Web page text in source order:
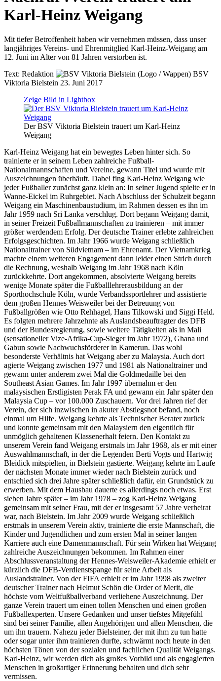
Karl-Heinz Weigang
Mit tiefer Betroffenheit haben wir vernehmen müssen, dass unser
langjähriges Vereins- und Ehrenmitglied Karl-Heinz-Weigang am
12. Juni im Alter von 81 Jahren verstorben ist.
Text: Redaktion
BSV
Viktoria Bielstein 23. Juni 2017
Zeige Bild in Lightbox
Der BSV Viktoria Bielstein trauert um Karl-Heinz
Weigang
Karl-Heinz Weigang hat ein bewegtes Leben hinter sich. So
trainierte er in seinem Leben zahlreiche Fußball-
Nationalmannschaften und Vereine, gewann Titel und wurde mit
Auszeichnungen überhäuft. Dabei fing Karl-Heinz Weigang wie
jeder Fußballer zunächst ganz klein an: In seiner Jugend spielte er in
Wanne-Eickel im Ruhrgebiet. Nach Abschluss der Schulzeit begann
Weigang ein Maschinenbaustudium, im Rahmen dessen es ihn im
Jahr 1959 nach Sri Lanka verschlug. Dort begann Weigang damit,
in seiner Freizeit Fußballmannschaften zu trainieren – mit immer
größer werdendem Erfolg. Der deutsche Trainer erlebte zahlreichen
Erfolgsgeschichten. Im Jahr 1966 wurde Weigang schließlich
Nationaltrainer von Südvietnam – im Ehrenamt. Der Vietnamkrieg
machte einem weiteren Engagement dann leider einen Strich durch
die Rechnung, weshalb Weigang im Jahr 1968 nach Köln
zurückkehrte. Dort angekommen, absolvierte Weigang bereits
wenige Monate später die Fußballlehrerausbildung an der
Sporthochschule Köln, wurde Verbandssportlehrer und assistierte
dem großen Hennes Weisweiler bei der Betreuung von
Fußballgrößen wie Otto Rehhagel, Hans Tilkowski und Siggi Held.
Es folgten mehrere Jahrzehnte als Auslandsbeauftragter des DFB
und der Bundesregierung, sowie weitere Tätigkeiten als in Mali
(sensationeller Vize-Afrika-Cup-Sieger im Jahr 1972), Ghana und
Gabun sowie Nachwuchsförderer in Kamerun. Das wohl
besonderste Verhältnis hat Weigang aber zu Malaysia. Auch dort
agierte Weigang zwischen 1977 und 1981 als Nationaltrainer und
gewann unter anderem zwei Mal die Goldmedaille bei den
Southeast Asian Games. Im Jahr 1997 übernahm er den
malaysischen Erstligisten Perak FA und gewann ein Jahr später den
Malaysia Cup – vor 100.000 Zuschauern. Vor drei Jahren rief der
Verein, der sich inzwischen in akuter Abstiegsnot befand, noch
einmal um Hilfe. Weigang kehrte als Technischer Berater zurück
und konnte gemeinsam mit den Malaysiern den eigentlich für
unmöglich gehaltenen Klassenerhalt feiern. Den Kontakt zu
unserem Verein fand Weigang erstmals im Jahr 1968, als er mit einer
Auswahlmannschaft, in der die Legenden Berti Vogts und Hartwig
Bleidick mitspielten, in Bielstein gastierte. Weigang kehrte im Laufe
der nächsten Monate immer wieder nach Bielstein zurück und
entschied sich drei Jahre später schließlich dafür, ein Grundstück zu
erwerben. Mit dem Hausbau dauerte es allerdings noch etwas. Erst
sieben Jahre später – im Jahr 1978 – zog Karl-Heinz Weigang
gemeinsam mit seiner Frau, mit der er insgesamt 57 Jahre verheirat
war, nach Bielstein. Im Jahr 2009 wurde Weigang schließlich
erstmals in unserem Verein aktiv, trainierte die erste Mannschaft, die
Kinder und Jugendlichen und zum ersten Mal in seiner langen
Karriere auch eine Damenmannschaft. Für sein Wirken hat Weigang
zahlreiche Auszeichnungen bekommen. Im Rahmen einer
Abschlussveranstaltung der Hennes-Weisweiler-Akademie erhielt er
kürzlich die DFB-Verdienstspange für seine Arbeit als
Auslandstrainer. Von der FIFA erhielt er im Jahr 1998 als zweiter
deutscher Trainer nach Helmut Schön die Order of Merit, die
höchste vom Weltfußballverband verliehene Auszeichnung. Der
ganze Verein trauert um einen tollen Menschen und einen großen
Fußballexperten. Unsere Gedanken und unser tiefstes Mitgefühl
sind bei seiner Familie, allen Angehörigen und allen Menschen, die
um ihn trauern. Nahezu jeder Bielsteiner, der mit ihm zu tun hatte
oder sogar unter ihm trainieren durfte, schwärmt noch heute in den
höchsten Tönen von der sozialen und fachlichen Qualität Weigangs.
Karl-Heinz, wir werden dich als großes Vorbild und als engagierten
Menschen in großartiger Erinnerung behalten und dich sehr
vermissen.